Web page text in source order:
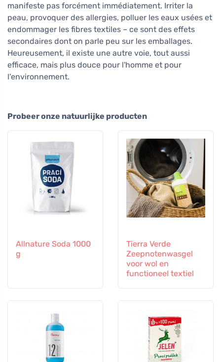
manifeste pas forcément immédiatement. Irriter la
peau, provoquer des allergies, polluer les eaux usées et
endommager les fibres textiles – ce sont des effets
secondaires dont on parle peu sur les emballages.
Heureusement, il existe une autre voie, tout aussi
efficace, mais plus douce pour l'homme et pour
l'environnement.
Probeer onze natuurlijke producten
Allnature Soda 1000
g
Tierra Verde
Zeepnotenwasgel
voor wol en
functioneel textiel